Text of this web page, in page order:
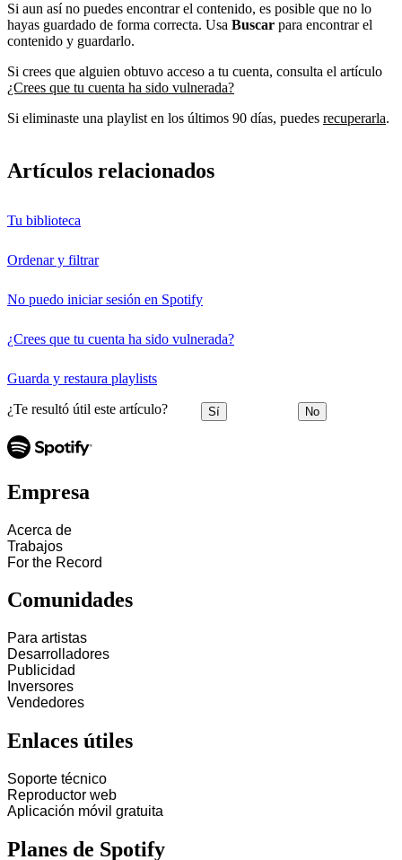
Si aun así no puedes encontrar el contenido, es posible que no lo
hayas guardado de forma correcta. Usa Buscar para encontrar el
contenido y guardarlo.
Si crees que alguien obtuvo acceso a tu cuenta, consulta el artículo
¿Crees que tu cuenta ha sido vulnerada?
Si eliminaste una playlist en los últimos 90 días, puedes recuperarla.
Artículos relacionados
Tu biblioteca
Ordenar y filtrar
No puedo iniciar sesión en Spotify
¿Crees que tu cuenta ha sido vulnerada?
Guarda y restaura playlists
¿Te resultó útil este artículo? Sí No
Empresa
Acerca de
Trabajos
For the Record
Comunidades
Para artistas
Desarrolladores
Publicidad
Inversores
Vendedores
Enlaces útiles
Soporte técnico
Reproductor web
Aplicación móvil gratuita
Planes de Spotify